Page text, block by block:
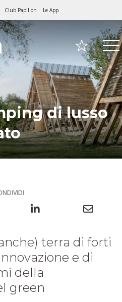
Club Papillon Le App
di lusso
terra di forti
e di
della
green